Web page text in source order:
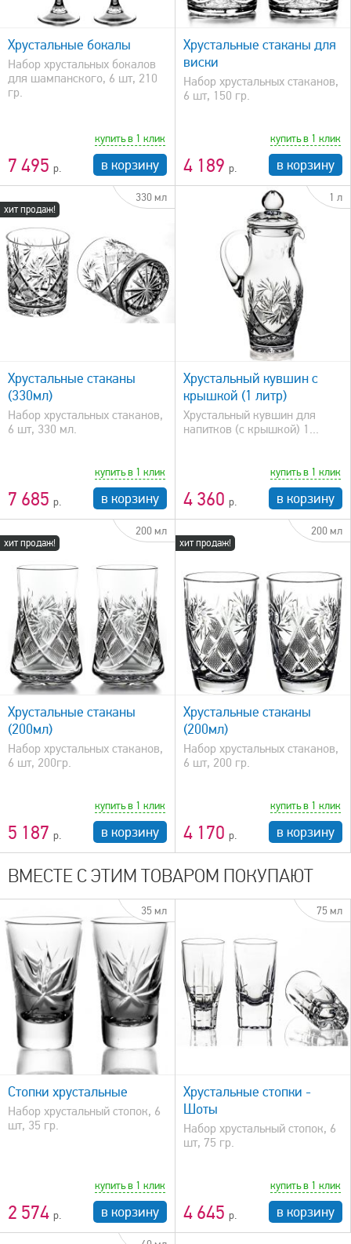
Хрустальные бокалы
Набор хрустальных бокалов
для шампанского, 6 шт, 210
гр.
7 495
купить в 1 клик
в корзину
быстрый просмотр
Хрустальные стаканы для
виски
Набор хрустальных стаканов,
6 шт, 150 гр.
4 189
купить в 1 клик
в корзину
хит продаж!
330 мл
Хрустальные стаканы
(330мл)
Набор хрустальных стаканов,
6 шт, 330 мл.
7 685
купить в 1 клик
в корзину
1 л
Хрустальный кувшин с
крышкой (1 литр)
Хрустальный кувшин для
напитков (с крышкой) 1...
4 360
купить в 1 клик
в корзину
хит продаж!
200 мл
Хрустальные стаканы
(200мл)
Набор хрустальных стаканов,
6 шт, 200гр.
5 187
купить в 1 клик
в корзину
хит продаж!
200 мл
быстрый просмотр
Хрустальные стаканы
(200мл)
Набор хрустальных стаканов,
6 шт, 200 гр.
4 170
купить в 1 клик
в корзину
ВМЕСТЕ С ЭТИМ ТОВАРОМ ПОКУПАЮТ
35 мл
Стопки хрустальные
Набор хрустальный стопок, 6
шт, 35 гр.
2 574
купить в 1 клик
в корзину
75 мл
быстрый просмотр
Хрустальные стопки -
Шоты
Набор хрустальный стопок, 6
шт, 75 гр.
4 645
купить в 1 клик
в корзину